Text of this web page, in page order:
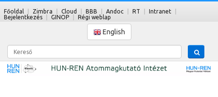
Főoldal Zimbra Cloud BBB Andoc RT
Intranet
Bejelentkezés
GINOP Régi weblap
English
Kereső